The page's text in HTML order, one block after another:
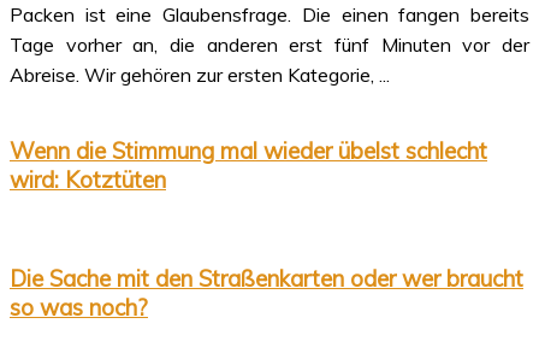
Packen ist eine Glaubensfrage. Die einen fangen bereits
Tage vorher an, die anderen erst fünf Minuten vor der
Abreise. Wir gehören zur ersten Kategorie, ...
Wenn die Stimmung mal wieder übelst schlecht
wird: Kotztüten
Die Sache mit den Straßenkarten oder wer braucht
so was noch?